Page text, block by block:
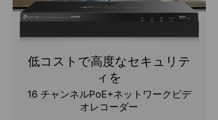
低コストで高度なセキュリテ
ィを
16 チャンネルPoE+ネットワークビデ
オレコーダー